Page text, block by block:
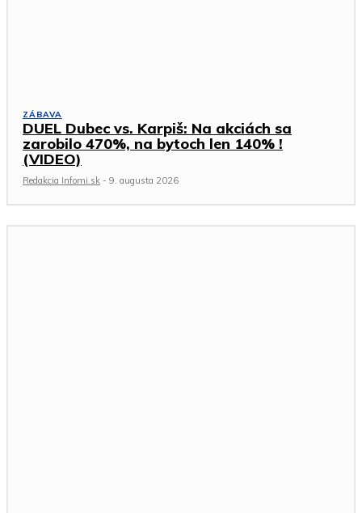
ZÁBAVA
DUEL Dubec vs. Karpiš: Na akciách sa
zarobilo 470%, na bytoch len 140% !
(VIDEO)
Redakcia Infomi.sk - 9. augusta 2026